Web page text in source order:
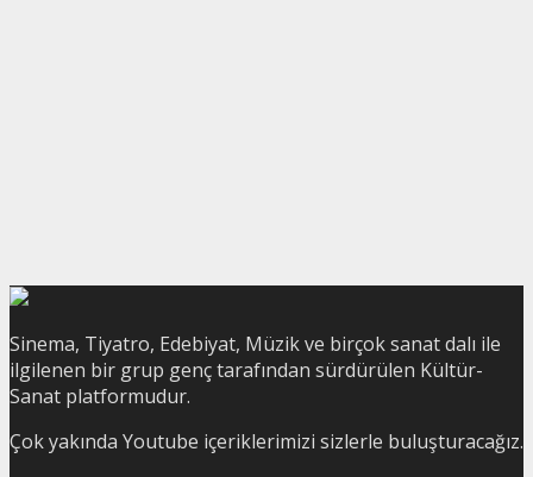
Sinema, Tiyatro, Edebiyat, Müzik ve birçok sanat dalı ile
ilgilenen bir grup genç tarafından sürdürülen Kültür-
Sanat platformudur.
Çok yakında Youtube içeriklerimizi sizlerle buluşturacağız.